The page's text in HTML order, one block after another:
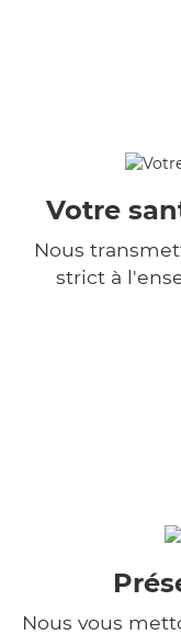
Votre
Nous
strict à
Nous vous